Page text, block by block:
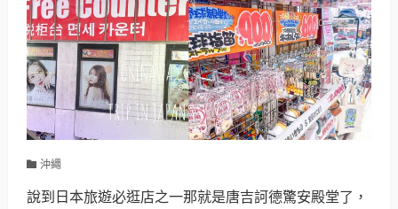
沖繩
說到日本旅遊必逛店之一那就是唐吉訶德驚安殿堂了，